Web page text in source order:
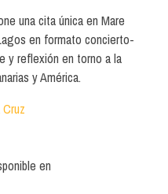
una cita única en Mare
en formato concierto-
y reflexión en torno a la
y América.
en